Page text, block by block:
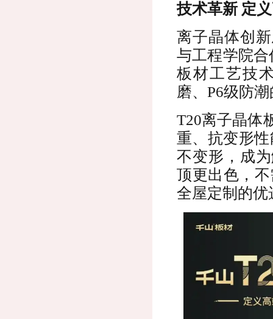
技术革新 定
离子晶体创
与工程学院
板材工艺技
磨、P6级防
T20离子晶体
重、抗变形
不变形，成
顶更出色，
全屋定制的优